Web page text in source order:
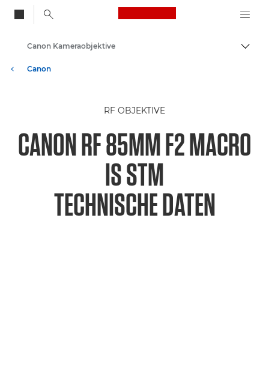
Canon Logo, back
Auf
Canon
Canon Kameraobjektive
RF OBJEKTIVE
CANON RF 85MM F2 MACRO
IS STM
TECHNISCHE DATEN